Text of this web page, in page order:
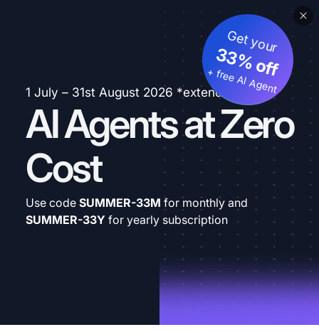
1 July – 31st August 2026 *extended
AI Agents at Zero
Cost
Get your
33% off
+ free AI Agent
Use code SUMMER-33M for monthly and
SUMMER-33Y for yearly subscription